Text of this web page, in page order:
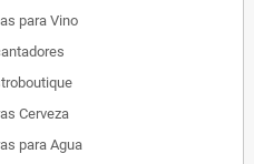
para Vino
Cerveza
para Agua